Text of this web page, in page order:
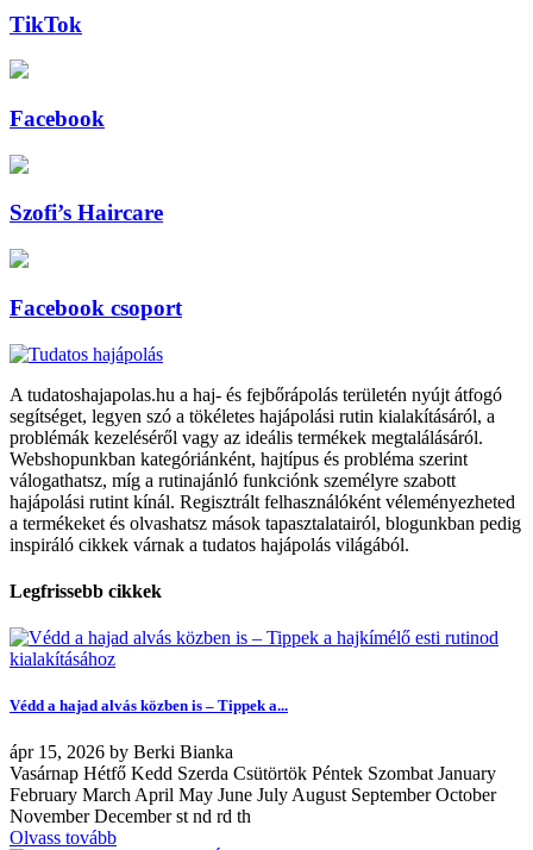
TikTok
Facebook
Szofi’s Haircare
Facebook csoport
A tudatoshajapolas.hu a haj- és fejbőrápolás területén nyújt átfogó
segítséget, legyen szó a tökéletes hajápolási rutin kialakításáról, a
problémák kezeléséről vagy az ideális termékek megtalálásáról.
Webshopunkban kategóriánként, hajtípus és probléma szerint
válogathatsz, míg a rutinajánló funkciónk személyre szabott
hajápolási rutint kínál. Regisztrált felhasználóként véleményezheted
a termékeket és olvashatsz mások tapasztalatairól, blogunkban pedig
inspiráló cikkek várnak a tudatos hajápolás világából.
Legfrissebb cikkek
Védd a hajad alvás közben is – Tippek a...
ápr 15, 2026 by Berki Bianka
Vasárnap Hétfő Kedd Szerda Csütörtök Péntek Szombat January
February March April May June July August September October
November December st nd rd th
Olvass tovább